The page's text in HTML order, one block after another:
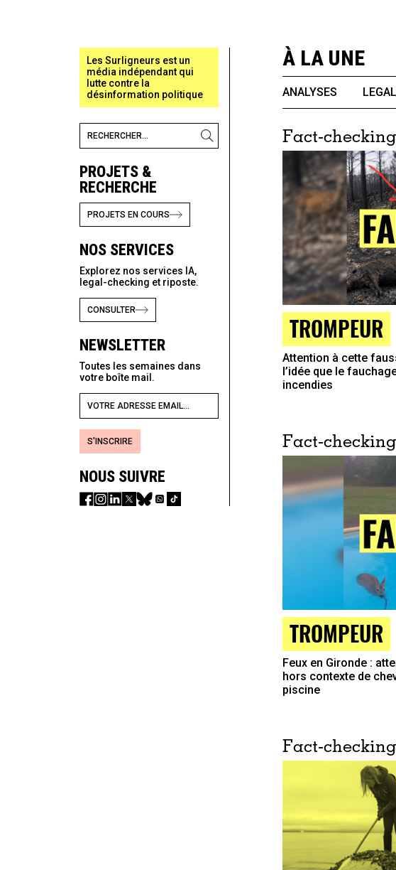
Les Surligneurs est un
média indépendant qui
lutte contre la
désinformation politique
PROJETS &
RECHERCHE
PROJETS EN COURS
NOS SERVICES
Explorez nos services IA,
legal-checking et riposte.
CONSULTER
NEWSLETTER
Toutes les semaines dans
votre boîte mail.
S'INSCRIRE
NOUS SUIVRE
À LA UNE
ANALYSES
Fact-checking
TROMPEUR
Attention à cette
l’idée que le
incendies
Fact-checking
TROMPEUR
Feux en Gironde :
hors contexte de
piscine
Fact-checking